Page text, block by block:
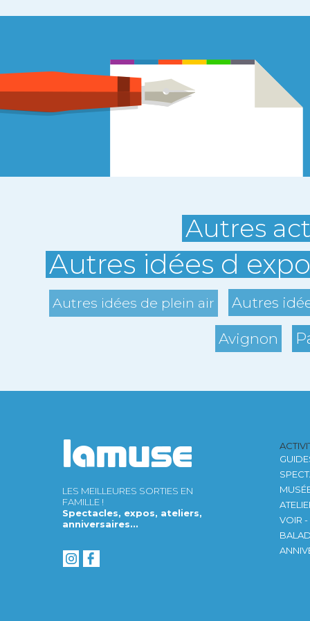
Autres
Autres idées d
Autres idées de plein air Autres
Avignon
LES MEILLEURES SORTIES EN
FAMILLE !
Spectacles, expos, ateliers,
anniversaires...
VOIR -